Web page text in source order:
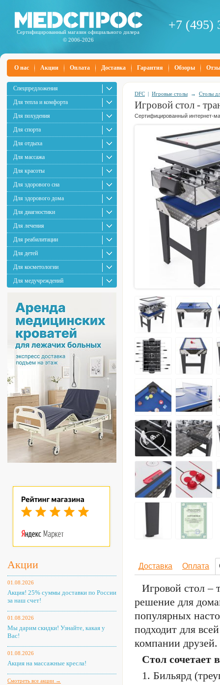
Сертифицированный магазин официального дилера
© 2006-2026
+7 (495)
О нас Акции Оплата Доставка Гарантия Обзоры
Спецпредложения
Для тепла и комфорта
Для похудения
Для спорта
Для отдыха
Для массажа
Для красоты
Для здорового сна
Для здорового дома
Для диагностики
Для лечения
Для реабилитации
Для детей
Для косметологии
Для медучреждений
Акции
01.08.2026
Акция! 25% суммы доставки по России
за наш счет!
01.08.2026
Мы дарим скидки! Узнайте, какая у
Вас!
01.08.2026
Акция на массажные кресла!
Смотреть все акции →
DFC | Игровые столы → Столы
Игровой стол -
Сертифицированный интернет-
Доставка Оплата
Игровой стол –
решение для
популярных
подходит для
компании друзей.
Стол сочетает
1. Бильярд